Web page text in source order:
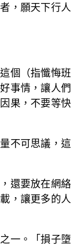
，願天下行人
個（指懺悔班
事情，讓人們
果，不要等快
不可思議，這
還要放在網絡
，讓更多的人
一。「損子墮